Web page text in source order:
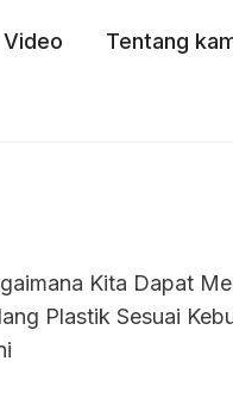
Video Tentang
Kita Dapat
Plastik Sesuai